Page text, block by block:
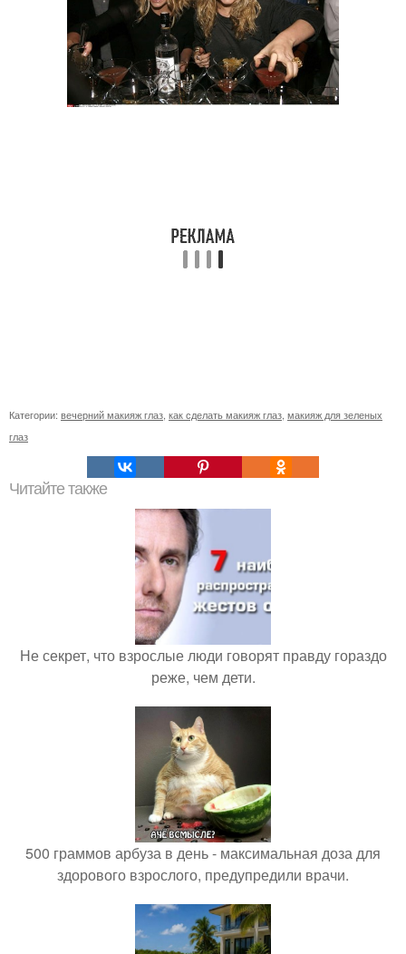
Категории: вечерний макияж глаз как сделать макияж глаз макияж для зеленых
глаз
Читайте также
Не секрет, что взрослые люди говорят правду гораздо
реже, чем дети.
500 граммов арбуза в день - максимальная доза для
здорового взрослого, предупредили врачи.